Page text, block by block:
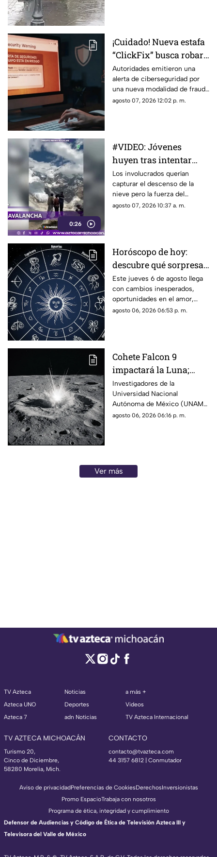
Niños Héroes.
¡Cuidado! Nueva estafa
“ClickFix” busca robar
información desde tu
computadora
Autoridades emitieron una
alerta de ciberseguridad por
una nueva modalidad de fraude
conocida como “ClickFix”, una
pueden comprometer sus
equipos y robar información
personal.
agosto 07, 2026 12:02 p. m.
0:26
#VIDEO: Jóvenes
huyen tras intentar
grabar una potente
avalancha
Los involucrados querían
capturar el descenso de la
nieve pero la fuerza del
fenómeno los obligó a correr.
agosto 07, 2026 10:37 a. m.
Horóscopo de hoy:
descubre qué sorpresa
le espera a tu signo este
jueves 6 de agosto
Este jueves 6 de agosto llega
con cambios inesperados,
oportunidades en el amor,
avances laborales y decisiones
aprovechar la energía de la
jornada.
agosto 06, 2026 06:53 p. m.
Cohete Falcon 9
impactará la Luna;
UNAM descarta riesgos
para la Tierra
Investigadores de la
Universidad Nacional
Autónoma de México (UNAM)
informaron que la etapa
no representa ningún riesgo
para la población ni para el
agosto 06, 2026 06:16 p. m.
Ver más
TV Azteca
Azteca UNO
Azteca 7
Noticias
Deportes
adn Noticias
a más +
Videos
TV Azteca Internacional
TV AZTECA MICHOACÁN
Turismo 20,
Cinco de Diciembre,
58280 Morelia, Mich.
CONTACTO
contacto@tvazteca.com
44 3157 6812 | Conmutador
Aviso de privacidadPreferencias de CookiesDerechosInversionistas
Promo EspacioTrabaja con nosotros
Programa de ética, integridad y cumplimiento
Defensor de Audiencias y Código de Ética de Televisión Azteca III y
Televisora del Valle de México